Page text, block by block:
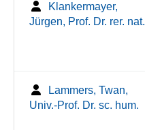
Klankermayer,
Jürgen, Prof. Dr. rer. nat.
Lammers, Twan,
Univ.-Prof. Dr. sc. hum.